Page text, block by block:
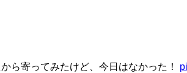
ら寄ってみたけど、今日はなかった！